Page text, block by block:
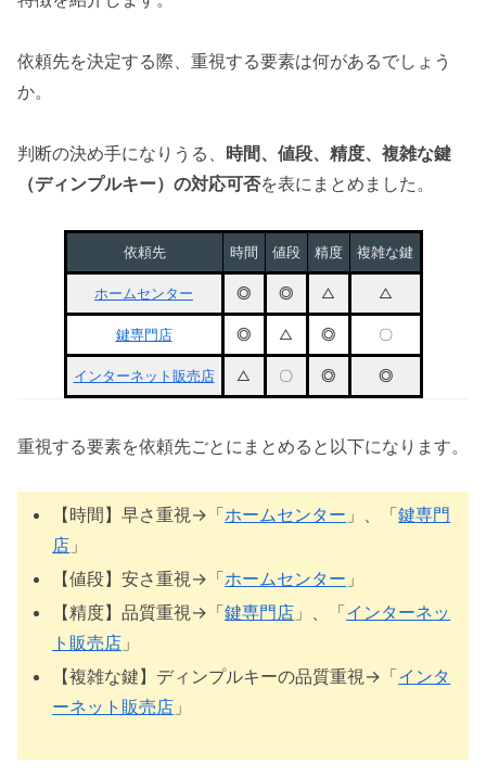
依頼先を決定する際、重視する要素は何があるでしょう
か。
判断の決め手になりうる、 時間、値段、精度、複雑な鍵
（ディンプルキー）の対応可否を表にまとめました。
依頼先 時間 値段 精度 複雑な鍵
ホームセンター ◎ ◎ △ △
鍵専門店 ◎ △ ◎ 〇
インターネット販売店 △ 〇 ◎ ◎
重視する要素を依頼先ごとにまとめると以下になります。
【時間】早さ重視→「ホームセンター 」、「鍵専門
店 」
【値段】安さ重視→「ホームセンター 」
【精度】品質重視→「鍵専門店 」、「インターネッ
ト販売店 」
【複雑な鍵】ディンプルキーの品質重視→「インタ
ーネット販売店 」